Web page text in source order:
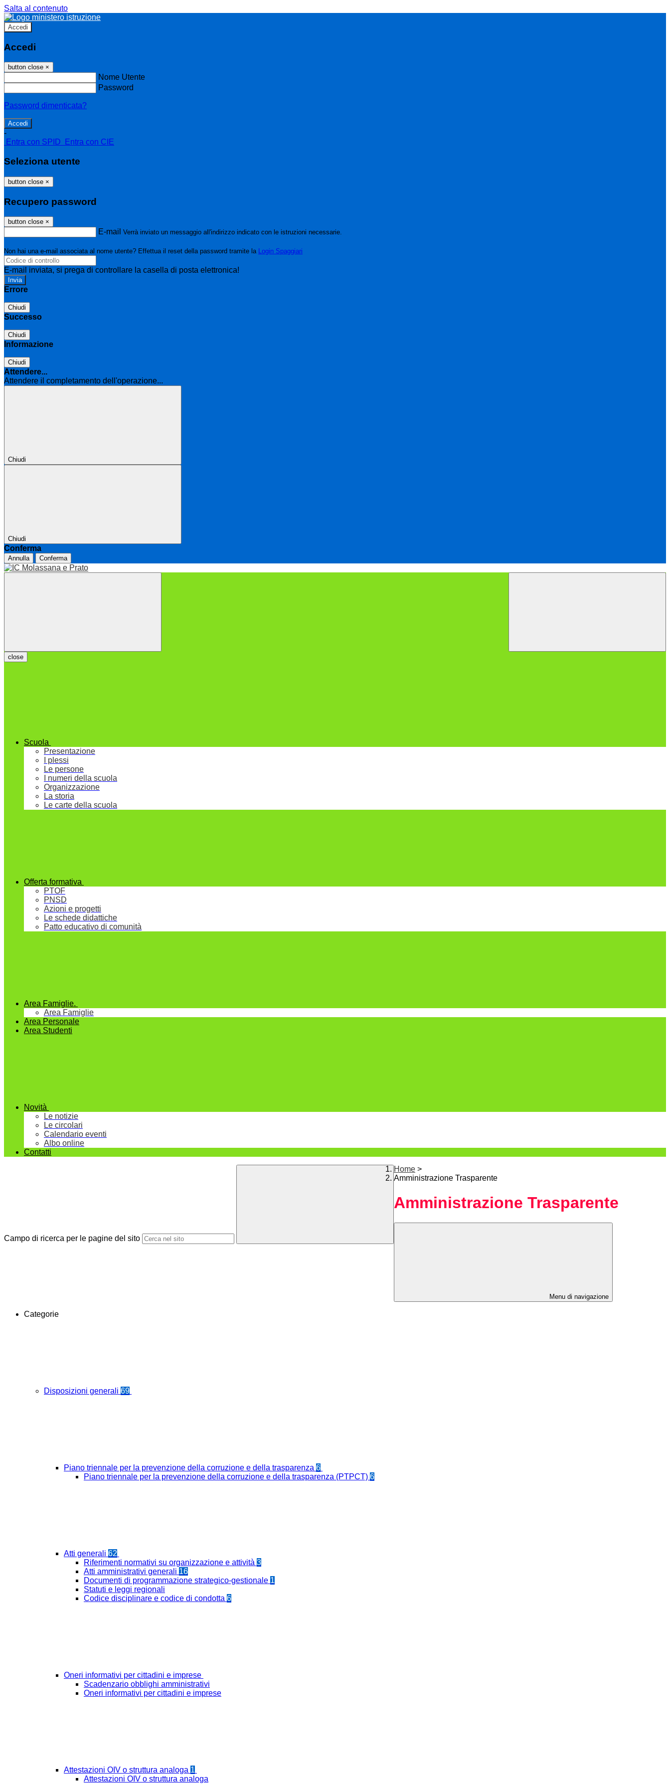
Salta al contenuto
Accedi
Accedi
button close ×
Nome Utente
Password
Password dimenticata?
-
Entra con SPID
Entra con CIE
Seleziona utente
button close ×
Recupero password
button close ×
E-mail Verrà inviato un messaggio all'indirizzo indicato con le istruzioni necessarie.
Non hai una e-mail associata al nome utente? Effettua il reset della password tramite la Login Spaggiari
E-mail inviata, si prega di controllare la casella di posta elettronica!
Errore
Chiudi
Successo
Chiudi
Informazione
Chiudi
Attendere...
Attendere il completamento dell'operazione...
Chiudi
Chiudi
Conferma
Annulla Conferma
close
Scuola
Presentazione
I plessi
Le persone
I numeri della scuola
Organizzazione
La storia
Le carte della scuola
Offerta formativa
PTOF
PNSD
Azioni e progetti
Le schede didattiche
Patto educativo di comunità
Area Famiglie.
Area Famiglie
Area Personale
Area Studenti
Novità
Le notizie
Le circolari
Calendario eventi
Albo online
Contatti
Campo di ricerca per le pagine del sito
Home >
Amministrazione Trasparente
Amministrazione Trasparente
Menu di navigazione
Categorie
Disposizioni generali 69
Piano triennale per la prevenzione della corruzione e della trasparenza 6
Piano triennale per la prevenzione della corruzione e della trasparenza (PTPCT) 6
Atti generali 62
Riferimenti normativi su organizzazione e attività 3
Atti amministrativi generali 16
Documenti di programmazione strategico-gestionale 1
Statuti e leggi regionali
Codice disciplinare e codice di condotta 6
Oneri informativi per cittadini e imprese
Scadenzario obblighi amministrativi
Oneri informativi per cittadini e imprese
Attestazioni OIV o struttura analoga 1
Attestazioni OIV o struttura analoga